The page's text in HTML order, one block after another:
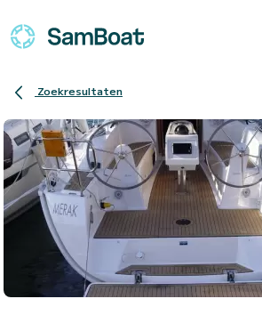
Zoekresultaten